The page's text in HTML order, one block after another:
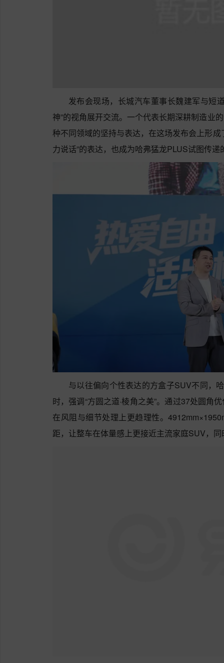
发布会现场，长城汽车董事长魏建军与短
神”的视角展开交流。一个代表长期深耕制造业
种不同领域的坚持与表达，在这场发布会上形
力说话”的表达，也成为哈弗猛龙PLUS试图传递
与以往偏向个性表达的方盒子SUV不同，
时，强调“方圆之道·棱角之美”。通过37处圆角
在风阻与细节处理上更趋理性。
距，让整车在体量感上更接近主流家庭SUV，